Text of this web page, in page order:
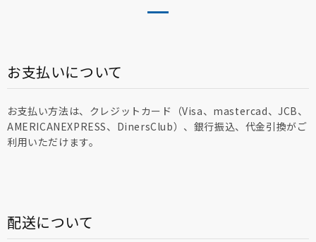
お支払いについて
お支払い方法は、クレジットカード（Visa、mastercad、JCB、
AMERICANEXPRESS、DinersClub）、銀行振込、代金引換がご
利用いただけます。
配送について